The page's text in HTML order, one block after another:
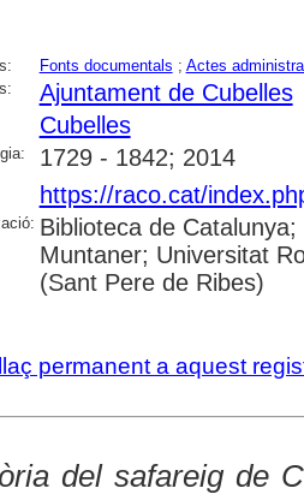
Fonts documentals ; Actes
Ajuntament de Cubelles
Cubelles
1729 - 1842; 2014
https://raco.cat/
Biblioteca de
Muntaner; Universitat
(Sant Pere de Ribes)
permanent a aquest
del safareig de